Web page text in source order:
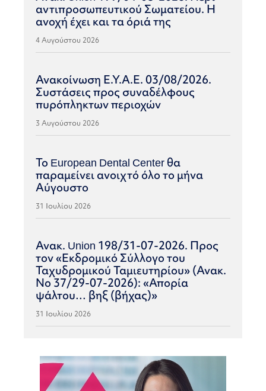
αντιπροσωπευτικού Σωματείου. Η
ανοχή έχει και τα όριά της
4 Αυγούστου 2026
Ανακοίνωση Ε.Υ.Α.Ε. 03/08/2026.
Συστάσεις προς συναδέλφους
πυρόπληκτων περιοχών
3 Αυγούστου 2026
Το European Dental Center θα
παραμείνει ανοιχτό όλο το μήνα
Αύγουστο
31 Ιουλίου 2026
Ανακ. Union 198/31-07-2026. Προς
τον «Εκδρομικό Σύλλογο του
Ταχυδρομικού Ταμιευτηρίου» (Ανακ.
Νο 37/29-07-2026): «Απορία
ψάλτου… βηξ (βήχας)»
31 Ιουλίου 2026